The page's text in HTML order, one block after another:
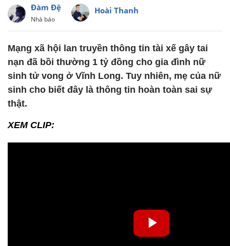
Đàm Đệ
Nhà báo
Hoài Thanh
Mạng xã hội lan truyền thông tin tài xế gây tai
nạn đã bồi thường 1 tỷ đồng cho gia đình nữ
sinh tử vong ở Vĩnh Long. Tuy nhiên, mẹ của nữ
sinh cho biết đây là thông tin hoàn toàn sai sự
thật.
XEM CLIP: